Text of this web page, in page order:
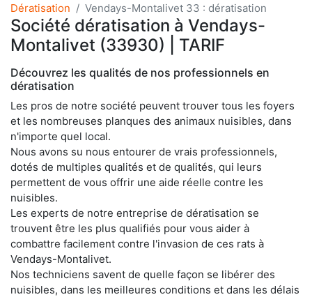
Dératisation Vendays-Montalivet 33 : dératisation
Société dératisation à Vendays-
Montalivet (33930) | TARIF
Découvrez les qualités de nos professionnels en
dératisation
Les pros de notre société peuvent trouver tous les foyers
et les nombreuses planques des animaux nuisibles, dans
n'importe quel local.
Nous avons su nous entourer de vrais professionnels,
dotés de multiples qualités et de qualités, qui leurs
permettent de vous offrir une aide réelle contre les
nuisibles.
Les experts de notre entreprise de dératisation se
trouvent être les plus qualifiés pour vous aider à
combattre facilement contre l'invasion de ces rats à
Vendays-Montalivet.
Nos techniciens savent de quelle façon se libérer des
nuisibles, dans les meilleures conditions et dans les délais